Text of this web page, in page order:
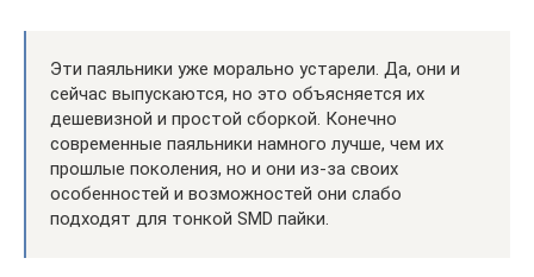
Эти паяльники уже морально устарели. Да, они и
сейчас выпускаются, но это объясняется их
дешевизной и простой сборкой. Конечно
современные паяльники намного лучше, чем их
прошлые поколения, но и они из-за своих
особенностей и возможностей они слабо
подходят для тонкой SMD пайки.